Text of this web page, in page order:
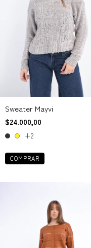
Sweater Mayvi
$24.000,00
+2
COMPRAR